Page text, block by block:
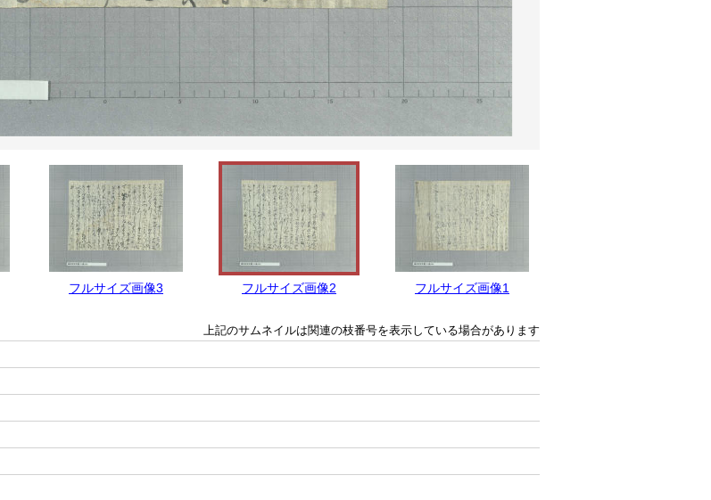
フルサイズ画像3 フルサイズ画像2 フルサイズ画像1
上記のサムネイルは関連の枝番号を表示している場合があります